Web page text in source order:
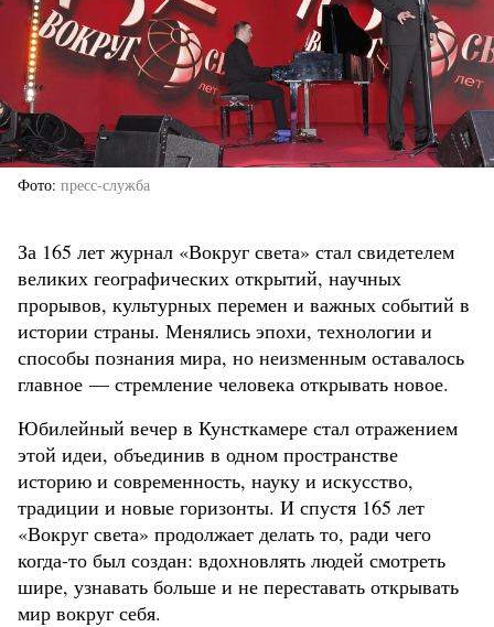
Фото пресс-служба
За 165 лет журнал «Вокруг света» стал свидетелем
великих географических открытий, научных
прорывов, культурных перемен и важных событий в
истории страны. Менялись эпохи, технологии и
способы познания мира, но неизменным оставалось
главное — стремление человека открывать новое.
Юбилейный вечер в Кунсткамере стал отражением
этой идеи, объединив в одном пространстве
историю и современность, науку и искусство,
традиции и новые горизонты. И спустя 165 лет
«Вокруг света» продолжает делать то, ради чего
когда-то был создан: вдохновлять людей смотреть
шире, узнавать больше и не переставать открывать
мир вокруг себя.